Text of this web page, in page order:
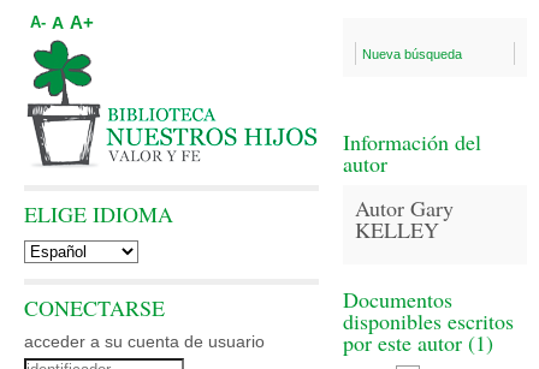
Nueva búsqueda
Información del
autor
Autor Gary
KELLEY
Documentos
disponibles escritos
por este autor (1)
A- A A+
ELIGE IDIOMA
CONECTARSE
acceder a su cuenta de usuario